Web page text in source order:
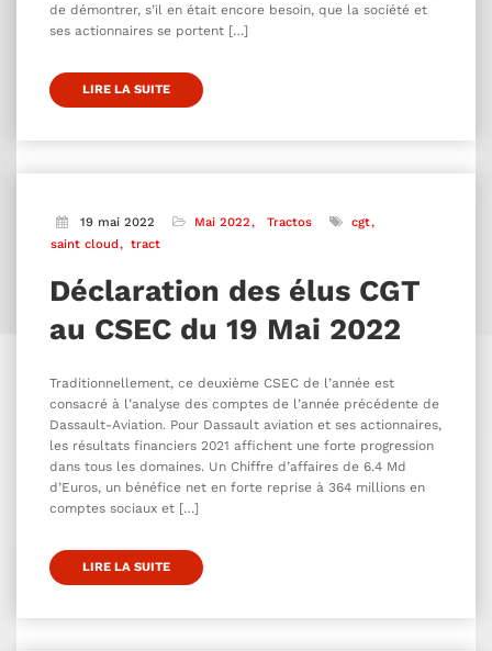
de démontrer, s’il en était encore besoin, que la société et
ses actionnaires se portent […]
LIRE LA SUITE
19 mai 2022 Mai 2022 Tractos
cgt
saint cloud
tract
Déclaration des élus CGT
au CSEC du 19 Mai 2022
Traditionnellement, ce deuxième CSEC de l’année est
consacré à l’analyse des comptes de l’année précédente de
Dassault-Aviation. Pour Dassault aviation et ses actionnaires,
les résultats financiers 2021 affichent une forte progression
dans tous les domaines. Un Chiffre d’affaires de 6.4 Md
d’Euros, un bénéfice net en forte reprise à 364 millions en
comptes sociaux et […]
LIRE LA SUITE